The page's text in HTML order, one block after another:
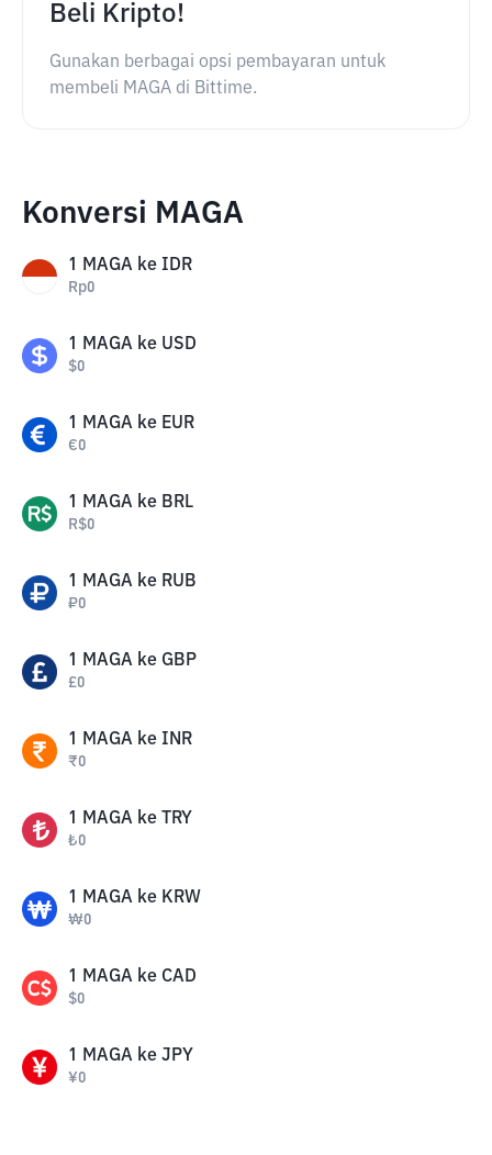
Beli Kripto!
Gunakan berbagai opsi pembayaran untuk
membeli MAGA di Bittime.
Konversi MAGA
1 MAGA ke IDR
Rp0
1 MAGA ke USD
$0
1 MAGA ke EUR
€0
1 MAGA ke BRL
R$0
1 MAGA ke RUB
₽0
1 MAGA ke GBP
£0
1 MAGA ke INR
₹0
1 MAGA ke TRY
₺0
1 MAGA ke KRW
₩0
1 MAGA ke CAD
$0
1 MAGA ke JPY
¥0